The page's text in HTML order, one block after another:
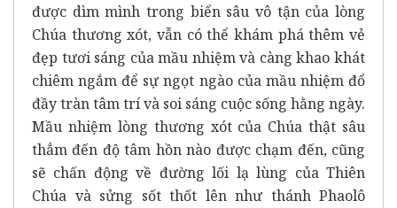
được dìm mình trong biển sâu vô tận của lòng
Chúa thương xót, vẫn có thể khám phá thêm vẻ
đẹp tươi sáng của mầu nhiệm và càng khao khát
chiêm ngắm để sự ngọt ngào của mầu nhiệm đổ
đầy tràn tâm trí và soi sáng cuộc sống hằng ngày.
Mầu nhiệm lòng thương xót của Chúa thật sâu
thẳm đến độ tâm hồn nào được chạm đến, cũng
sẽ chấn động về đường lối lạ lùng của Thiên
Chúa và sửng sốt thốt lên như thánh Phaolô